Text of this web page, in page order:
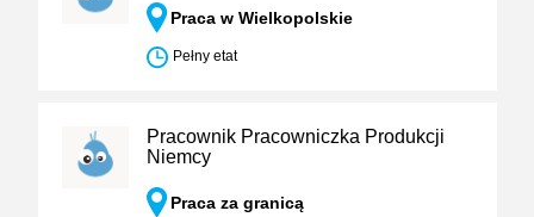
Praca w Wielkopolskie
Pełny etat
Pracownik Pracowniczka Produkcji
Niemcy
Praca za granicą